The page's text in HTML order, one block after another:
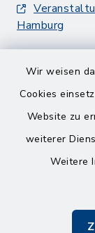
Wir weisen
Cookies
Website zu
weiterer
Weitere
Hamburg